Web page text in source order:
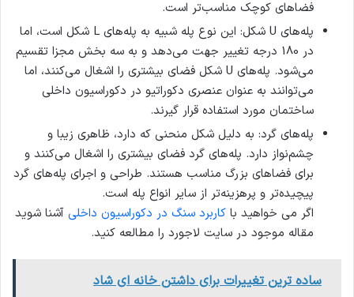
فضاهای کوچک مناسب‌تر است.
پله‌های U شکل: این نوع پله شبیه به پله‌های L شکل است، اما
در 180 درجه تغییر جهت می‌دهد و به سه بخش مجزا تقسیم
می‌شود. پله‌های U شکل فضای بیشتری را اشغال می‌کنند، اما
می‌توانند به عنوان عنصری دکوراتیو در دکوراسیون داخلی
ساختمان مورد استفاده قرار گیرند.
پله‌های گرد: به دلیل شکل منحنی که دارد، ظاهری زیبا و
چشم‌نواز دارد. پله‌های گرد فضای بیشتری را اشغال می‌کنند و
برای فضاهای بزرگ مناسب هستند. طراحی و اجرای پله‌های گرد
پیچیده‌تر و پرهزینه‌تر از سایر انواع پله است.
اگر می خواهید با کاربرد سنگ در دکوراسیون داخلی آشنا شوید
مقاله موجود در سایت لاجورد را مطالعه کنید.
ساده ترین تغییرات برای داشتن خانه ای شاد